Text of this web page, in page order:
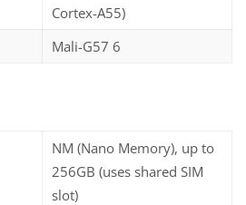
Cortex-A55)
Mali-G57 6
NM (Nano Memory), up to
256GB (uses shared SIM
slot)